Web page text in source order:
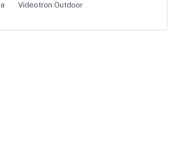
Videotron Outdoor